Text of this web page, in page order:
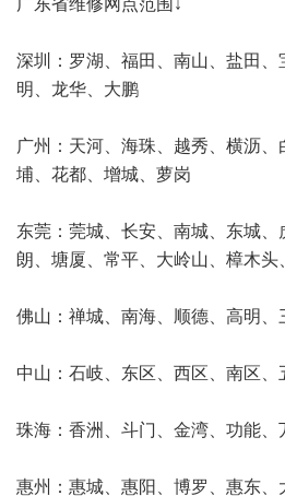
广东省维修网点范围↓
深圳：罗湖、福田、南山、盐田
明、龙华、大鹏
广州：天河、海珠、越秀、横沥
埔、花都、增城、萝岗
东莞：莞城、长安、南城、东城
朗、塘厦、常平、大岭山、樟木头
佛山：禅城、南海、顺德、高明、
中山：石岐、东区、西区、南区、
珠海：香洲、斗门、金湾、功能、
惠州：惠城、惠阳、博罗、惠东、